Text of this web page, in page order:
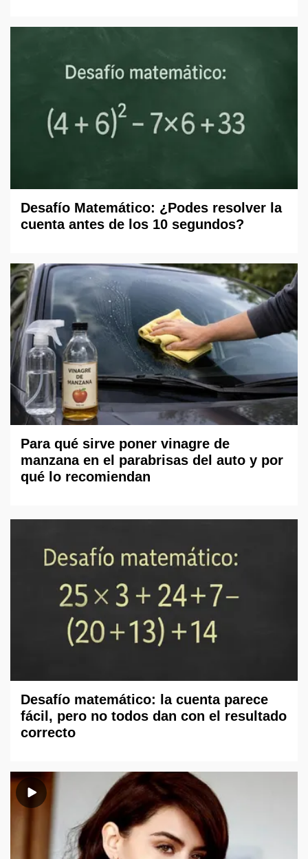
Desafío Matemático: ¿Podes resolver la
cuenta antes de los 10 segundos?
Para qué sirve poner vinagre de
manzana en el parabrisas del auto y por
qué lo recomiendan
Desafío matemático: la cuenta parece
fácil, pero no todos dan con el resultado
correcto